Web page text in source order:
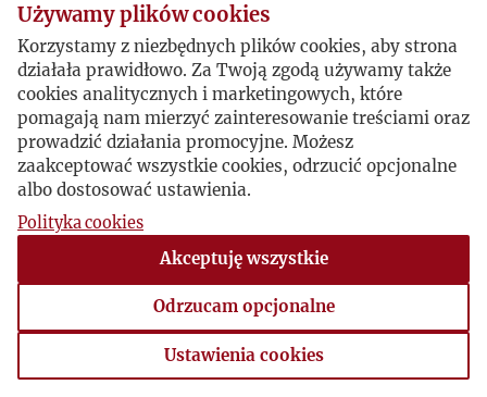
Używamy plików cookies
Korzystamy z niezbędnych plików cookies, aby strona
działała prawidłowo. Za Twoją zgodą używamy także
cookies analitycznych i marketingowych, które
pomagają nam mierzyć zainteresowanie treściami oraz
prowadzić działania promocyjne. Możesz
zaakceptować wszystkie cookies, odrzucić opcjonalne
albo dostosować ustawienia.
Polityka cookies
Akceptuję wszystkie
Odrzucam opcjonalne
Ustawienia cookies
Ustawienia cookies